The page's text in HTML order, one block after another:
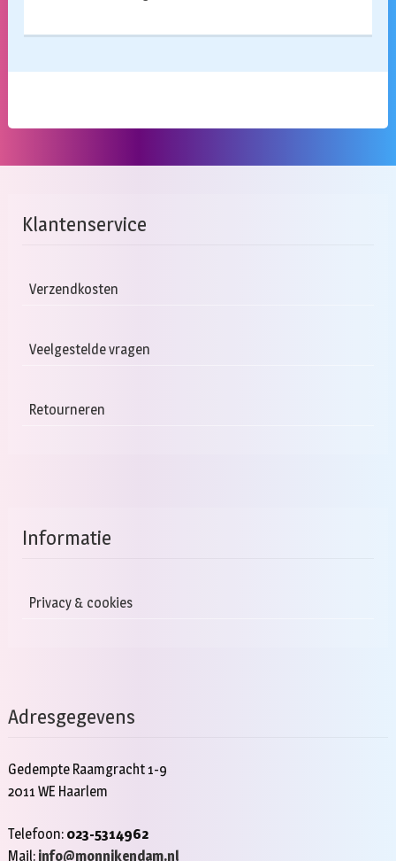
Klantenservice
Verzendkosten
Veelgestelde vragen
Retourneren
Informatie
Privacy & cookies
Adresgegevens
Gedempte Raamgracht 1-9
2011 WE Haarlem
Telefoon: 023-5314962
Mail: info@monnikendam.nl